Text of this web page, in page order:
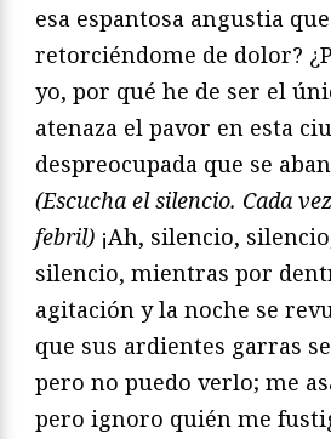
esa espantosa angustia
retorciéndome de dolor?
yo, por qué he de ser el
atenaza el pavor en esta
despreocupada que se
(Escucha el silencio. Cada
febril) ¡Ah, silencio,
silencio, mientras por
agitación y la noche se
que sus ardientes garras
pero no puedo verlo; me
pero ignoro quién me